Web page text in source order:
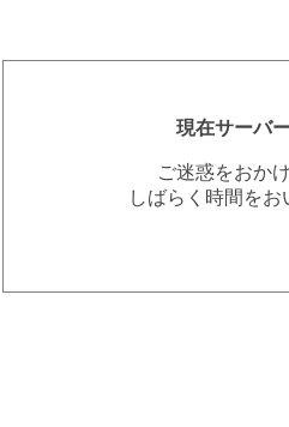
現在サーバ
ご迷惑をおか
しばらく時間を